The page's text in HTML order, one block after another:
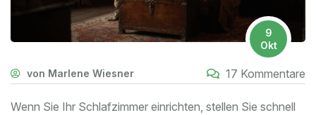
9
Okt
von Marlene Wiesner 17 Kommentare
Wenn Sie Ihr Schlafzimmer einrichten, stellen Sie schnell